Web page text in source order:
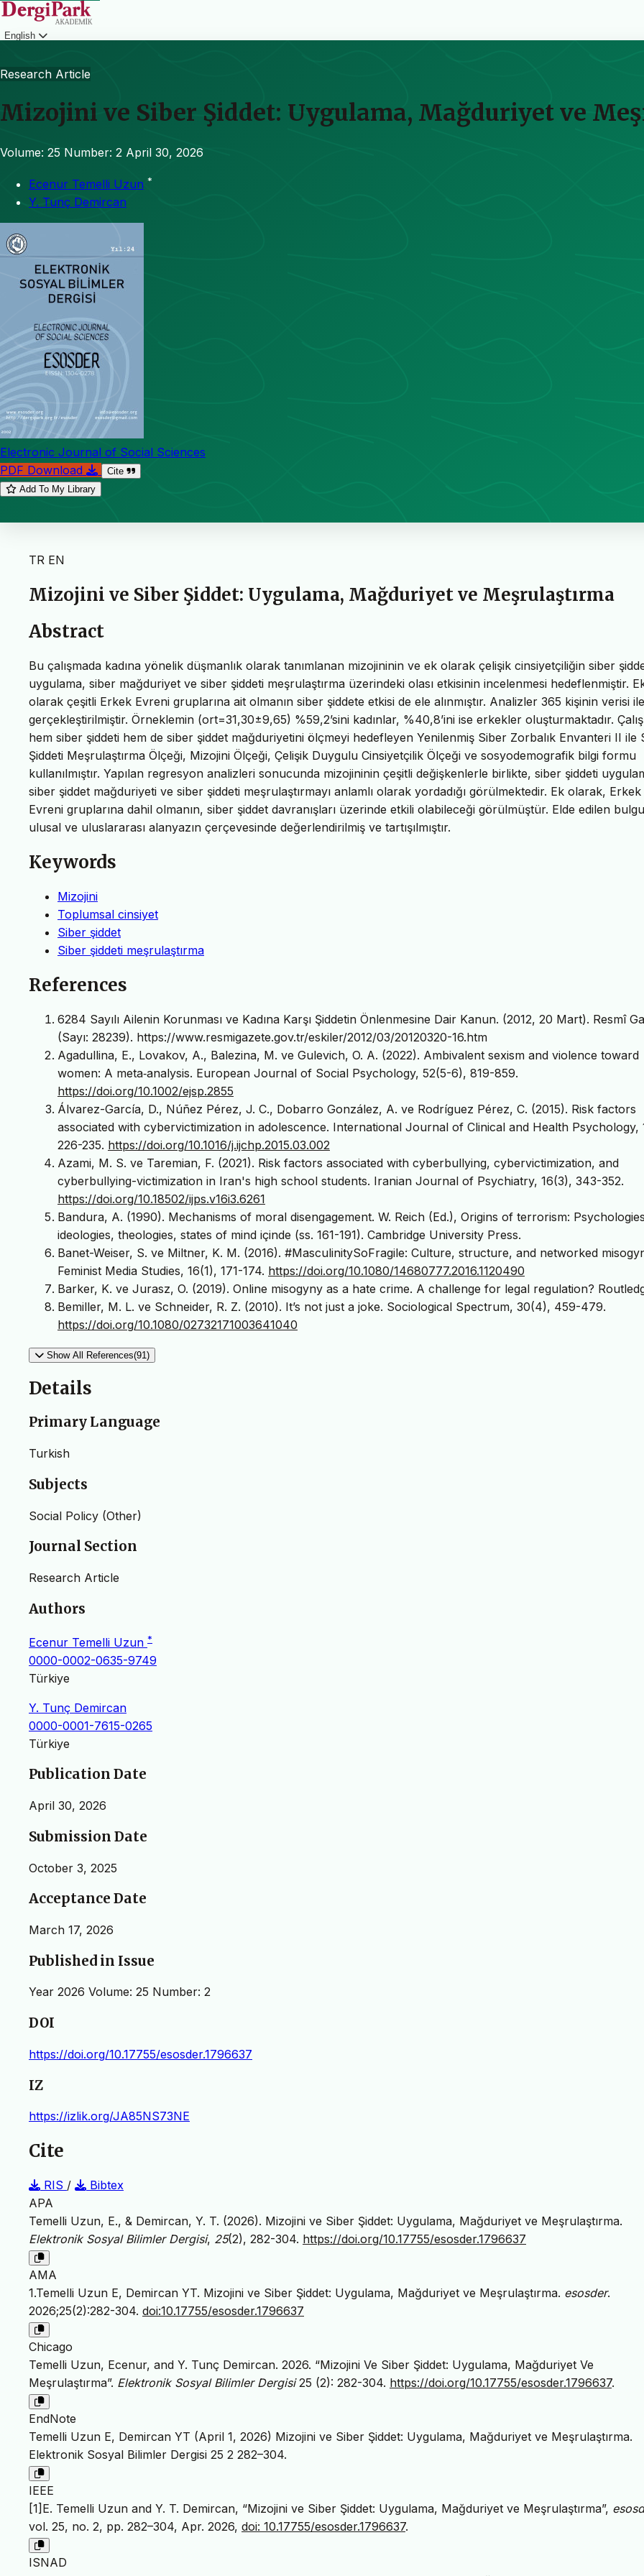
English
Research Article
Mizojini ve Siber Şiddet: Uygulama, Mağduriyet ve
Volume: 25 Number: 2 April 30, 2026
Ecenur Temelli Uzun *
Y. Tunç Demircan
Electronic Journal of Social Sciences
PDF Download
Cite
Add To My Library
TR EN
Mizojini ve Siber Şiddet: Uygulama, Mağduriyet ve Meşrulaştırma
Abstract
Bu çalışmada kadına yönelik düşmanlık olarak tanımlanan mizojininin ve ek olarak çelişik cinsiyetçiliğin siber
uygulama, siber mağduriyet ve siber şiddeti meşrulaştırma üzerindeki olası etkisinin incelenmesi hedeflenmiştir.
olarak çeşitli Erkek Evreni gruplarına ait olmanın siber şiddete etkisi de ele alınmıştır. Analizler 365 kişinin verisi ile
gerçekleştirilmiştir. Örneklemin (ort=31,30±9,65) %59,2’sini kadınlar, %40,8’ini ise erkekler oluşturmaktadır.
hem siber şiddeti hem de siber şiddet mağduriyetini ölçmeyi hedefleyen Yenilenmiş Siber Zorbalık Envanteri II ile
Şiddeti Meşrulaştırma Ölçeği, Mizojini Ölçeği, Çelişik Duygulu Cinsiyetçilik Ölçeği ve sosyodemografik bilgi formu
kullanılmıştır. Yapılan regresyon analizleri sonucunda mizojininin çeşitli değişkenlerle birlikte, siber şiddeti
siber şiddet mağduriyeti ve siber şiddeti meşrulaştırmayı anlamlı olarak yordadığı görülmektedir. Ek olarak, Erkek
Evreni gruplarına dahil olmanın, siber şiddet davranışları üzerinde etkili olabileceği görülmüştür. Elde edilen
ulusal ve uluslararası alanyazın çerçevesinde değerlendirilmiş ve tartışılmıştır.
Keywords
Mizojini
Toplumsal cinsiyet
Siber şiddet
Siber şiddeti meşrulaştırma
References
6284 Sayılı Ailenin Korunması ve Kadına Karşı Şiddetin Önlenmesine Dair Kanun. (2012, 20 Mart). Resmî
(Sayı: 28239). https://www.resmigazete.gov.tr/eskiler/2012/03/20120320-16.htm
Agadullina, E., Lovakov, A., Balezina, M. ve Gulevich, O. A. (2022). Ambivalent sexism and violence toward
women: A meta‐analysis. European Journal of Social Psychology, 52(5-6), 819-859.
https://doi.org/10.1002/ejsp.2855
Álvarez-García, D., Núñez Pérez, J. C., Dobarro González, A. ve Rodríguez Pérez, C. (2015). Risk factors
associated with cybervictimization in adolescence. International Journal of Clinical and Health Psychology,
226-235. https://doi.org/10.1016/j.ijchp.2015.03.002
Azami, M. S. ve Taremian, F. (2021). Risk factors associated with cyberbullying, cybervictimization, and
cyberbullying-victimization in Iran's high school students. Iranian Journal of Psychiatry, 16(3), 343-352.
https://doi.org/10.18502/ijps.v16i3.6261
Bandura, A. (1990). Mechanisms of moral disengagement. W. Reich (Ed.), Origins of terrorism:
ideologies, theologies, states of mind içinde (ss. 161-191). Cambridge University Press.
Banet-Weiser, S. ve Miltner, K. M. (2016). #MasculinitySoFragile: Culture, structure, and networked
Feminist Media Studies, 16(1), 171-174. https://doi.org/10.1080/14680777.2016.1120490
Barker, K. ve Jurasz, O. (2019). Online misogyny as a hate crime. A challenge for legal regulation?
Bemiller, M. L. ve Schneider, R. Z. (2010). It’s not just a joke. Sociological Spectrum, 30(4), 459-479.
https://doi.org/10.1080/02732171003641040
Show All References(91)
Details
Primary Language
Turkish
Subjects
Social Policy (Other)
Journal Section
Research Article
Authors
Ecenur Temelli Uzun *
0000-0002-0635-9749
Türkiye
Y. Tunç Demircan
0000-0001-7615-0265
Türkiye
Publication Date
April 30, 2026
Submission Date
October 3, 2025
Acceptance Date
March 17, 2026
Published in Issue
Year 2026 Volume: 25 Number: 2
DOI
https://doi.org/10.17755/esosder.1796637
IZ
https://izlik.org/JA85NS73NE
Cite
RIS /
Bibtex
APA
Temelli Uzun, E., & Demircan, Y. T. (2026). Mizojini ve Siber Şiddet: Uygulama, Mağduriyet ve Meşrulaştırma.
Elektronik Sosyal Bilimler Dergisi, 25(2), 282-304. https://doi.org/10.17755/esosder.1796637
AMA
1.Temelli Uzun E, Demircan YT. Mizojini ve Siber Şiddet: Uygulama, Mağduriyet ve Meşrulaştırma. esosder.
2026;25(2):282-304. doi:10.17755/esosder.1796637
Chicago
Temelli Uzun, Ecenur, and Y. Tunç Demircan. 2026. “Mizojini Ve Siber Şiddet: Uygulama, Mağduriyet Ve
Meşrulaştırma”. Elektronik Sosyal Bilimler Dergisi25 (2): 282-304. https://doi.org/10.17755/esosder.1796637.
EndNote
Temelli Uzun E, Demircan YT (April 1, 2026) Mizojini ve Siber Şiddet: Uygulama, Mağduriyet ve Meşrulaştırma.
Elektronik Sosyal Bilimler Dergisi 25 2 282–304.
IEEE
[1]E. Temelli Uzun and Y. T. Demircan, “Mizojini ve Siber Şiddet: Uygulama, Mağduriyet ve Meşrulaştırma”,
vol. 25, no. 2, pp. 282–304, Apr. 2026, doi: 10.17755/esosder.1796637.
ISNAD